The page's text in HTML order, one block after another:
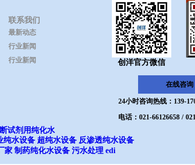
联系我们
最新动态
行业新闻
行业新闻
创洋官方微信
在线咨询
24小时咨询热线：139-
电话：021-66126658 /
试剂用纯化水
纯水设备 超纯水设备 反渗透纯水设备
家 制药纯化水设备 污水处理 edi